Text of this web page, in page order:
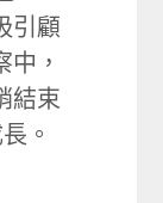
引顧
，
結束
。